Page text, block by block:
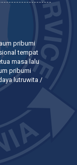
pribumi
tempat
masa lalu
pribumi
lutruwita /